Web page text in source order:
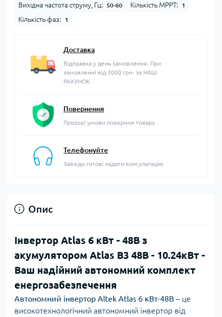
Вихідна частота струму, Гц: 50-60 Кількість MPPT: 1
Кількість фаз: 1
Доставка
Відправка у день замовлення. При
замовленні від 3000 грн- за НАШ
РАХУНОК
Повернення
Прозорі умови поверння товару
Телефонуйте
Завжди готові надати консультацію
Опис
Інвертор Atlas 6 кВт - 48В з
акумулятором Atlas В3 48В - 10.24кBт -
Ваш надійний автономний комплект
енергозабезпечення
Автономний інвертор Altek Atlas 6 кВт-48В – це
високотехнологічний автономний інвертор від